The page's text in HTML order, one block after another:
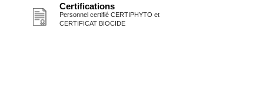
Certifications
Personnel certifié CERTIPHYTO et
CERTIFICAT BIOCIDE